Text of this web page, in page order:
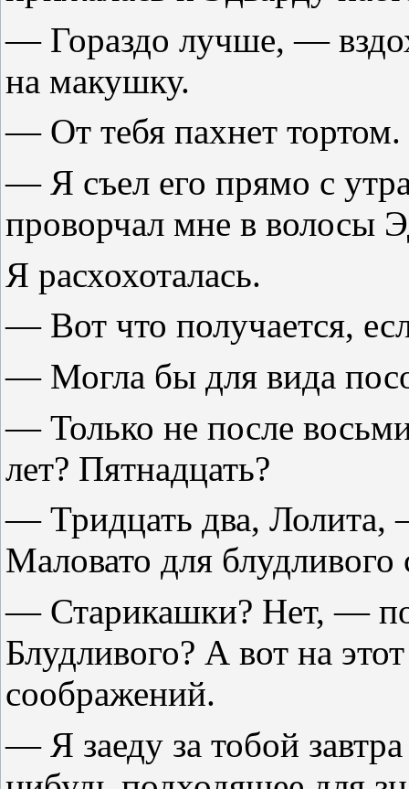
— Гораздо лучше, —
на макушку.
— От тебя пахнет тортом.
— Я съел его прямо с
проворчал мне в волосы
Я расхохоталась.
— Вот что получается,
— Могла бы для вида
— Только не после
лет? Пятнадцать?
— Тридцать два,
Маловато для блудливого
— Старикашки? Нет, —
Блудливого? А вот на
соображений.
— Я заеду за тобой